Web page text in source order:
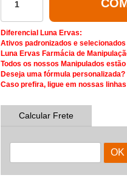
Diferencial Luna Ervas:
Ativos padronizados e
Luna Ervas Farmácia de
Todos os nossos Manipulados
Deseja uma fórmula
Caso prefira, ligue em nossas
Calcular Frete